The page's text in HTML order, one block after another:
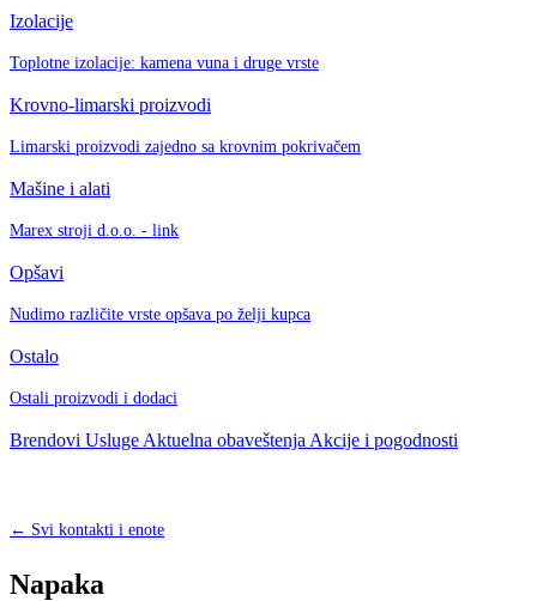
Izolacije
Toplotne izolacije: kamena vuna i druge vrste
Krovno-limarski proizvodi
Limarski proizvodi zajedno sa krovnim pokrivačem
Mašine i alati
Marex stroji d.o.o. - link
Opšavi
Nudimo različite vrste opšava po želji kupca
Ostalo
Ostali proizvodi i dodaci
Brendovi Usluge Aktuelna obaveštenja Akcije i pogodnosti
← Svi kontakti i enote
Napaka